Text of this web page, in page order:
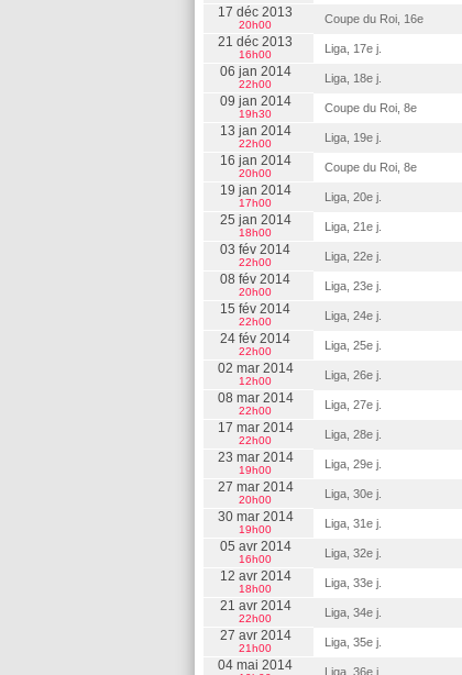
17 déc 2013
20h00 Coupe du Roi, 16e
21 déc 2013
16h00 Liga, 17e j.
06 jan 2014
22h00 Liga, 18e j.
09 jan 2014
19h30 Coupe du Roi, 8e
13 jan 2014
22h00 Liga, 19e j.
16 jan 2014
20h00 Coupe du Roi, 8e
19 jan 2014
17h00 Liga, 20e j.
25 jan 2014
18h00 Liga, 21e j.
03 fév 2014
22h00 Liga, 22e j.
08 fév 2014
20h00 Liga, 23e j.
15 fév 2014
22h00 Liga, 24e j.
24 fév 2014
22h00 Liga, 25e j.
02 mar 2014
12h00 Liga, 26e j.
08 mar 2014
22h00 Liga, 27e j.
17 mar 2014
22h00 Liga, 28e j.
23 mar 2014
19h00 Liga, 29e j.
27 mar 2014
20h00 Liga, 30e j.
30 mar 2014
19h00 Liga, 31e j.
05 avr 2014
16h00 Liga, 32e j.
12 avr 2014
18h00 Liga, 33e j.
21 avr 2014
22h00 Liga, 34e j.
27 avr 2014
21h00 Liga, 35e j.
04 mai 2014 Liga, 36e j.